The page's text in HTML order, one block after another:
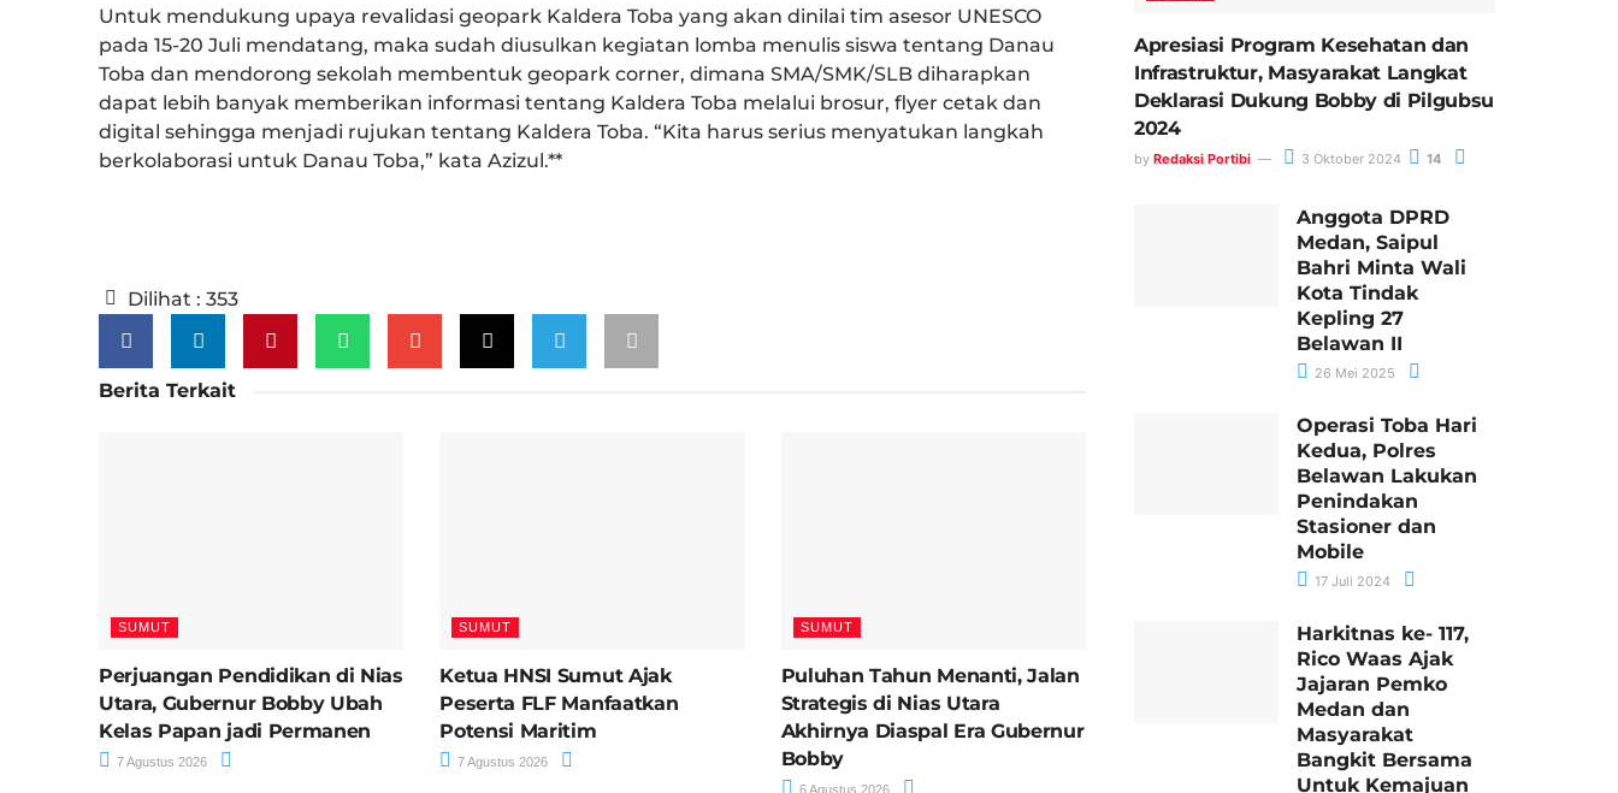
Untuk mendukung upaya revalidasi geopark Kaldera Toba yang akan dinilai tim asesor UNESCO
pada 15-20 Juli mendatang, maka sudah diusulkan kegiatan lomba menulis siswa tentang Danau
Toba dan mendorong sekolah membentuk geopark corner, dimana SMA/SMK/SLB diharapkan
dapat lebih banyak memberikan informasi tentang Kaldera Toba melalui brosur, flyer cetak dan
digital sehingga menjadi rujukan tentang Kaldera Toba. “Kita harus serius menyatukan langkah
berkolaborasi untuk Danau Toba,” kata Azizul.**
Dilihat : 353
Berita Terkait
SUMUT
Perjuangan Pendidikan di Nias
Utara, Gubernur Bobby Ubah
Kelas Papan jadi Permanen
7 Agustus 2026
SUMUT
Ketua HNSI Sumut Ajak
Peserta FLF Manfaatkan
Potensi Maritim
7 Agustus 2026
SUMUT
Puluhan Tahun Menanti, Jalan
Strategis di Nias Utara
Akhirnya Diaspal Era Gubernur
Bobby
6 Agustus 2026
Apresiasi Program Kesehatan dan
Infrastruktur, Masyarakat Langkat
Deklarasi Dukung Bobby di Pilgubsu
2024
by Redaksi Portibi 3 Oktober 2024 14
Anggota DPRD
Medan, Saipul
Bahri Minta Wali
Kota Tindak
Kepling 27
Belawan II
26 Mei 2025
Operasi Toba Hari
Kedua, Polres
Belawan Lakukan
Penindakan
Stasioner dan
Mobile
17 Juli 2024
Harkitnas ke- 117,
Rico Waas Ajak
Jajaran Pemko
Medan dan
Masyarakat
Bangkit Bersama
Untuk Kemajuan